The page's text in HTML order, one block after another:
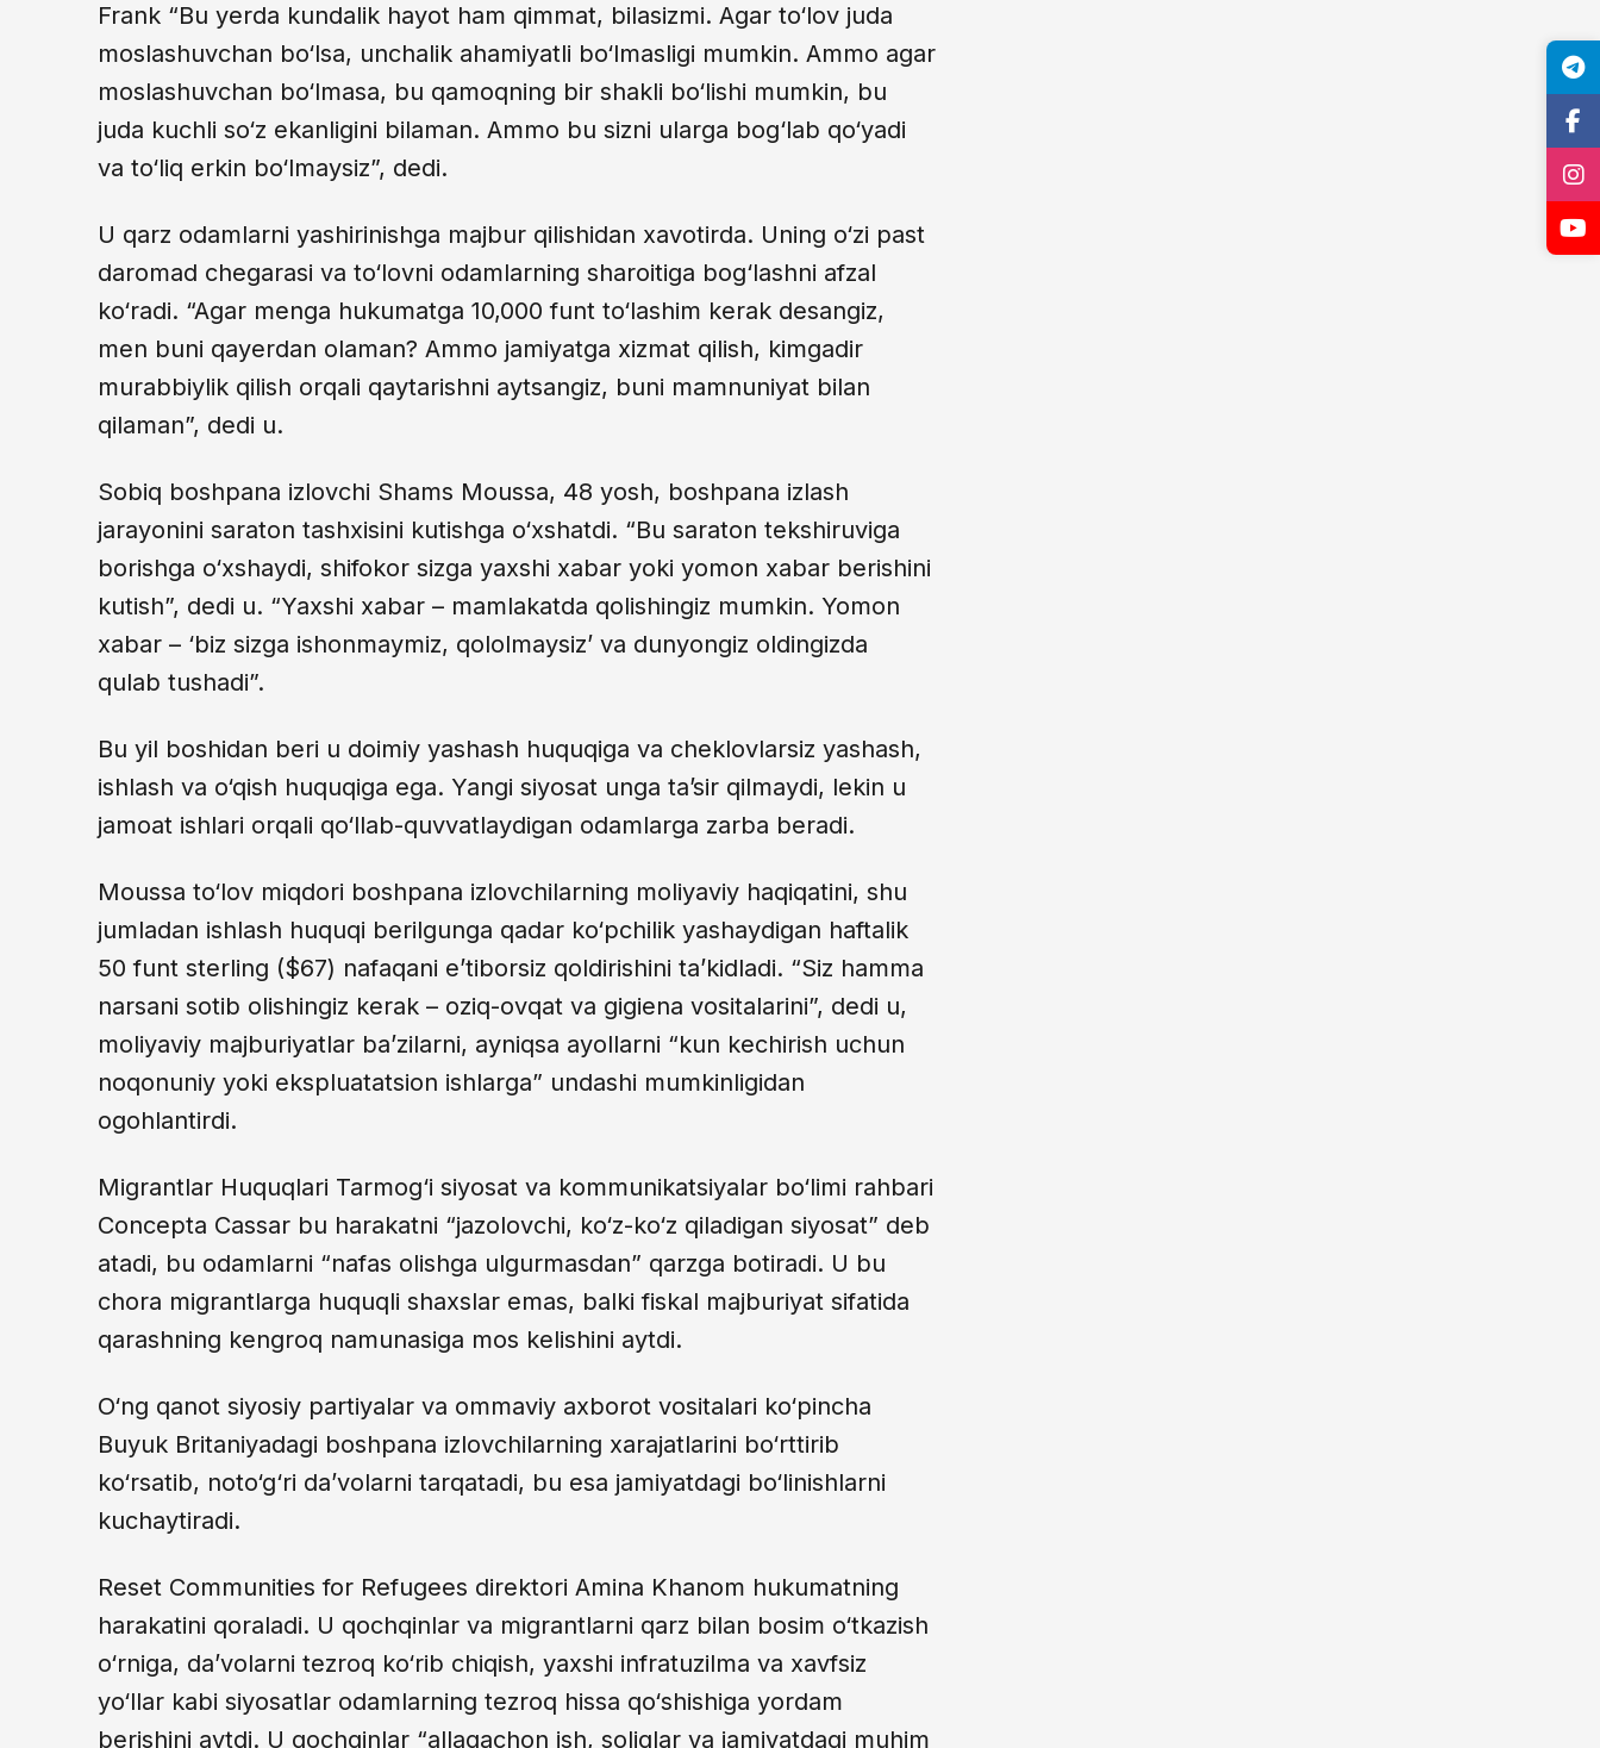
Frank “Bu yerda kundalik hayot ham qimmat, bilasizmi. Agar to‘lov juda
moslashuvchan bo‘lsa, unchalik ahamiyatli bo‘lmasligi mumkin. Ammo agar
moslashuvchan bo‘lmasa, bu qamoqning bir shakli bo‘lishi mumkin, bu
juda kuchli so‘z ekanligini bilaman. Ammo bu sizni ularga bog‘lab qo‘yadi
va to‘liq erkin bo‘lmaysiz”, dedi.
U qarz odamlarni yashirinishga majbur qilishidan xavotirda. Uning o‘zi past
daromad chegarasi va to‘lovni odamlarning sharoitiga bog‘lashni afzal
ko‘radi. “Agar menga hukumatga 10,000 funt to‘lashim kerak desangiz,
men buni qayerdan olaman? Ammo jamiyatga xizmat qilish, kimgadir
murabbiylik qilish orqali qaytarishni aytsangiz, buni mamnuniyat bilan
qilaman”, dedi u.
Sobiq boshpana izlovchi Shams Moussa, 48 yosh, boshpana izlash
jarayonini saraton tashxisini kutishga o‘xshatdi. “Bu saraton tekshiruviga
borishga o‘xshaydi, shifokor sizga yaxshi xabar yoki yomon xabar berishini
kutish”, dedi u. “Yaxshi xabar – mamlakatda qolishingiz mumkin. Yomon
xabar – ‘biz sizga ishonmaymiz, qololmaysiz’ va dunyongiz oldingizda
qulab tushadi”.
Bu yil boshidan beri u doimiy yashash huquqiga va cheklovlarsiz yashash,
ishlash va o‘qish huquqiga ega. Yangi siyosat unga ta’sir qilmaydi, lekin u
jamoat ishlari orqali qo‘llab-quvvatlaydigan odamlarga zarba beradi.
Moussa to‘lov miqdori boshpana izlovchilarning moliyaviy haqiqatini, shu
jumladan ishlash huquqi berilgunga qadar ko‘pchilik yashaydigan haftalik
50 funt sterling ($67) nafaqani e’tiborsiz qoldirishini ta’kidladi. “Siz hamma
narsani sotib olishingiz kerak – oziq-ovqat va gigiena vositalarini”, dedi u,
moliyaviy majburiyatlar ba’zilarni, ayniqsa ayollarni “kun kechirish uchun
noqonuniy yoki ekspluatatsion ishlarga” undashi mumkinligidan
ogohlantirdi.
Migrantlar Huquqlari Tarmog‘i siyosat va kommunikatsiyalar bo‘limi rahbari
Concepta Cassar bu harakatni “jazolovchi, ko‘z-ko‘z qiladigan siyosat” deb
atadi, bu odamlarni “nafas olishga ulgurmasdan” qarzga botiradi. U bu
chora migrantlarga huquqli shaxslar emas, balki fiskal majburiyat sifatida
qarashning kengroq namunasiga mos kelishini aytdi.
O‘ng qanot siyosiy partiyalar va ommaviy axborot vositalari ko‘pincha
Buyuk Britaniyadagi boshpana izlovchilarning xarajatlarini bo‘rttirib
ko‘rsatib, noto‘g‘ri da’volarni tarqatadi, bu esa jamiyatdagi bo‘linishlarni
kuchaytiradi.
Reset Communities for Refugees direktori Amina Khanom hukumatning
harakatini qoraladi. U qochqinlar va migrantlarni qarz bilan bosim o‘tkazish
o‘rniga, da’volarni tezroq ko‘rib chiqish, yaxshi infratuzilma va xavfsiz
yo‘llar kabi siyosatlar odamlarning tezroq hissa qo‘shishiga yordam
berishini aytdi. U qochqinlar “allaqachon ish, soliqlar va jamiyatdagi muhim